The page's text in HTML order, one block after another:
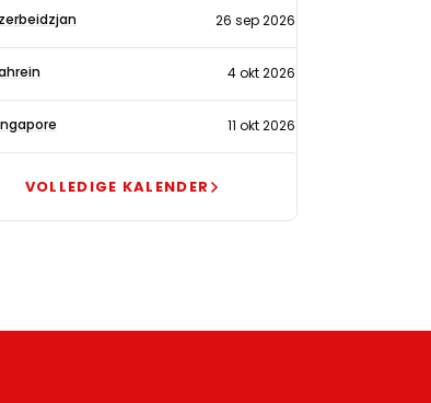
26 sep 2026
4 okt 2026
11 okt 2026
VOLLEDIGE KALENDER